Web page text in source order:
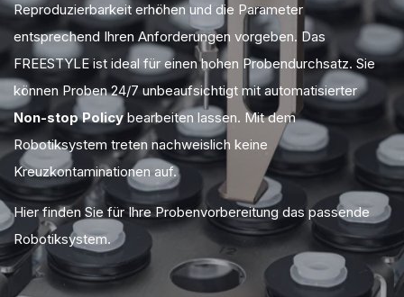
Reproduzierbarkeit erhöhen und die Parameter
entsprechend Ihren Anforderungen vorgeben. Das
FREESTYLE ist ideal für einen hohen Probendurchsatz. Sie
können Proben 24/7 unbeaufsichtigt mit automatisierter
Non-stop Policybearbeiten lassen. Mit dem
Robotiksystem treten nachweislich keine
Kreuzkontaminationen auf.
Hier finden Sie für Ihre Probenvorbereitung das passende
Robotiksystem.